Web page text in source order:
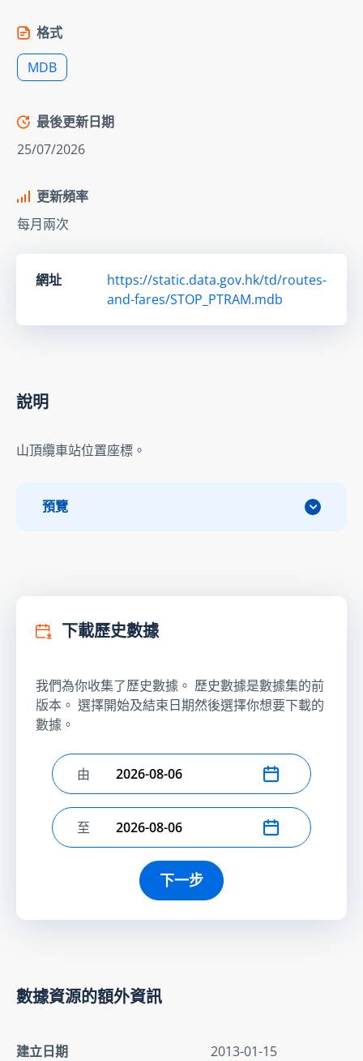
格式
MDB
最後更新日期
25/07/2026
更新頻率
每月兩次
網址
https://static.data.gov.hk/td/routes-
and-fares/STOP_PTRAM.mdb
說明
山頂纜車站位置座標。
預覽
下載歷史數據
我們為你收集了歷史數據。 歷史數據是數據集的前
版本。 選擇開始及結束日期然後選擇你想要下載的
數據。
選擇開始日期
由
選擇結束日期
至
下一步
數據資源的額外資訊
建立日期
2013-01-15